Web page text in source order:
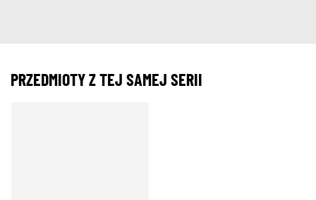
PRZEDMIOTY Z TEJ SAMEJ SERII